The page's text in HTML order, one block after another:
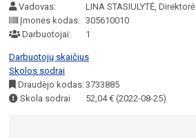
Vadovas:
LINA STASIULYTĖ, Direktorė
Įmonės kodas: 305610010
Darbuotojai:
1
Darbuotojų skaičius
Skolos sodrai
Draudėjo kodas:3733885
Skola sodrai
52,04 € (2022-08-25)